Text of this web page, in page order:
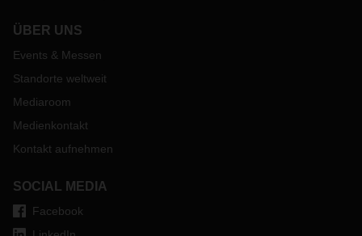
ÜBER UNS
Events & Messen
Standorte weltweit
Mediaroom
Medienkontakt
Kontakt aufnehmen
SOCIAL MEDIA
Facebook